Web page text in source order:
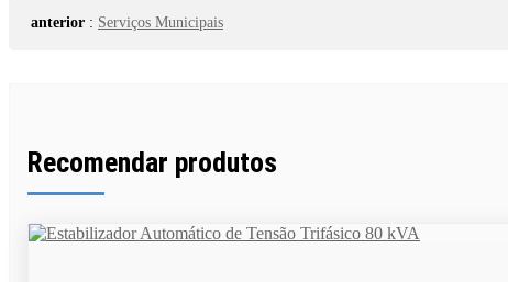
anterior : Serviços Municipais
Recomendar produtos